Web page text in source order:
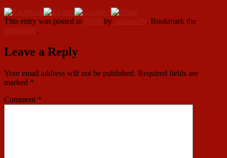
This entry was posted in ত্রিপুরা by santanu99. Bookmark the
permalink.
Leave a Reply
Your email address will not be published. Required fields are
marked *
Comment *